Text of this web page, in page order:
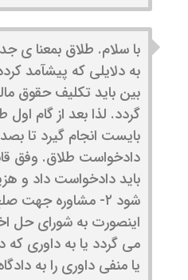
با سلام. طلاق بمعنا ی
به دلایلی که پیشآمد
بین باید تکلیف حقوق
گردد. لذا بعد از گام
دادخواست طلاق. وفق
باید دادخواست داد و
شود ۲- مشاوره
اینصورت به شورای حل
می گردد یا به داوری که